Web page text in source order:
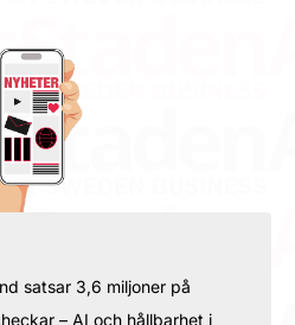
satsar 3,6 miljoner på
– AI och hållbarhet i